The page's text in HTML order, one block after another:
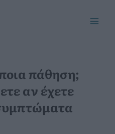
πάθηση;
αν έχετε